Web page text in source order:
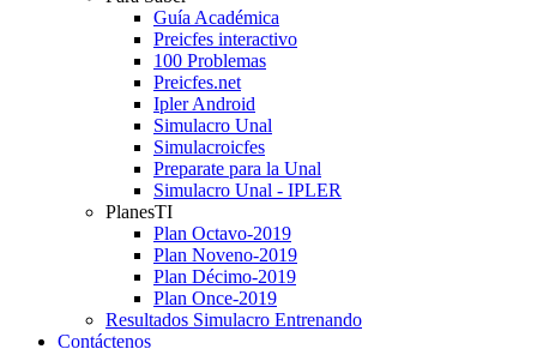
Guía Académica
Preicfes interactivo
100 Problemas
Preicfes.net
Ipler Android
Simulacro Unal
Simulacroicfes
Preparate para la Unal
Simulacro Unal - IPLER
PlanesTI
Plan Octavo-2019
Plan Noveno-2019
Plan Décimo-2019
Plan Once-2019
Resultados Simulacro Entrenando
Contáctenos